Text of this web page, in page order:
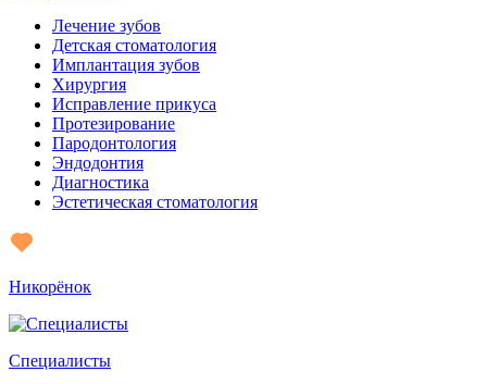
Лечение зубов
Детская стоматология
Имплантация зубов
Хирургия
Исправление прикуса
Протезирование
Пародонтология
Эндодонтия
Диагностика
Эстетическая стоматология
Никорёнок
Специалисты